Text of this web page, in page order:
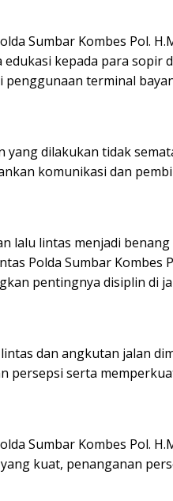
Sumbar Kombes Pol.
edukasi kepada para sopir
penggunaan terminal
yang dilakukan tidak
komunikasi dan
lalu lintas menjadi
Polda Sumbar Kombes
pentingnya disiplin di
dan angkutan jalan
persepsi serta
Sumbar Kombes Pol.
kuat, penanganan